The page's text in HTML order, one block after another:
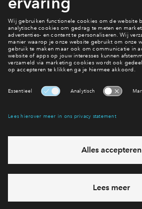
Nederlandse markt(en) tenzij anders
Nederlands recht van toepassing.
© 2022 BPD Europe BV
eventuele
Ja, ik wil mij
Heb je een vraag en wil je direct